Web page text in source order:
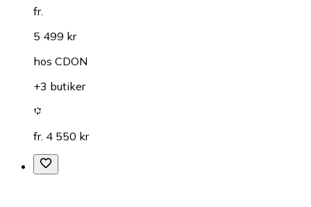
fr.
5 499 kr
hos CDON
+3 butiker
fr. 4 550 kr